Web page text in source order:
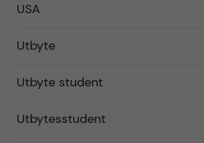
USA
Utbyte
Utbyte student
Utbytesstudent